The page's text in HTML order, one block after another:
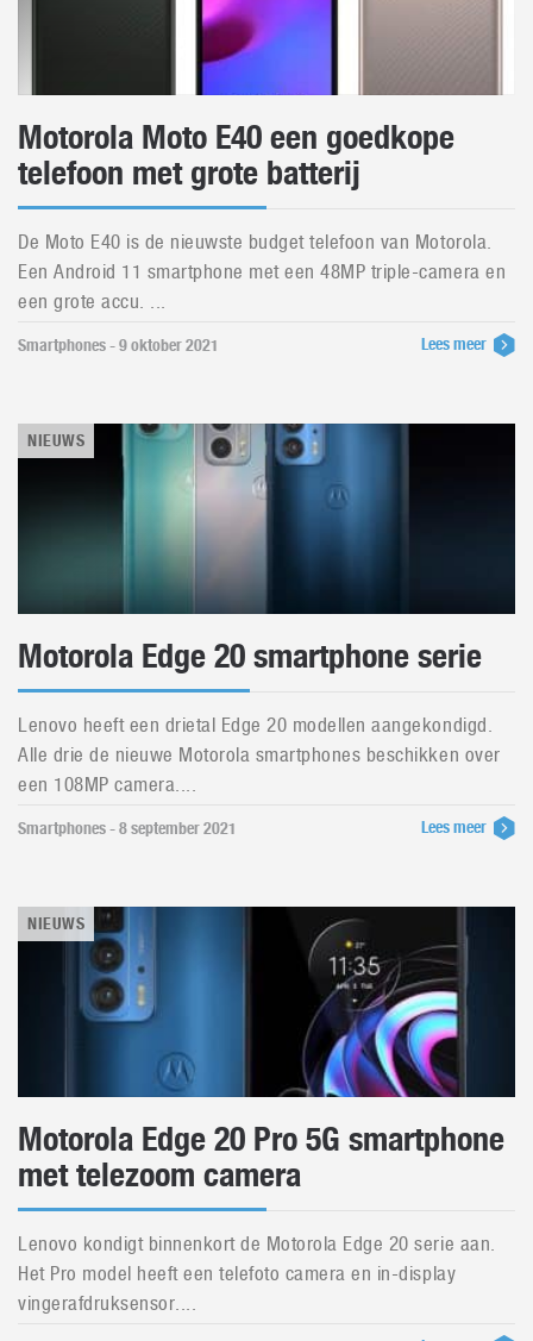
Motorola Moto E40 een goedkope
telefoon met grote batterij
De Moto E40 is de nieuwste budget telefoon van Motorola.
Een Android 11 smartphone met een 48MP triple-camera en
een grote accu. ...
Smartphones - 9 oktober 2021 Lees meer
NIEUWS
Motorola Edge 20 smartphone serie
Lenovo heeft een drietal Edge 20 modellen aangekondigd.
Alle drie de nieuwe Motorola smartphones beschikken over
een 108MP camera....
Smartphones - 8 september 2021 Lees meer
NIEUWS
Motorola Edge 20 Pro 5G smartphone
met telezoom camera
Lenovo kondigt binnenkort de Motorola Edge 20 serie aan.
Het Pro model heeft een telefoto camera en in-display
vingerafdruksensor....